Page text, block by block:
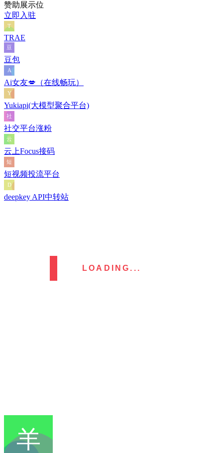
LOADING...
赞助展示位
立即入驻
TRAE
豆包
Ai女友💋（在线畅玩）
Yukiapi(大模型聚合平台)
社交平台涨粉
云上Focus接码
短视频投流平台
deepkey API中转站